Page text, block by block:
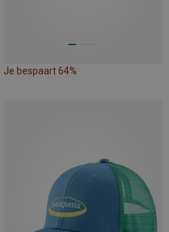
Je bespaart 64%